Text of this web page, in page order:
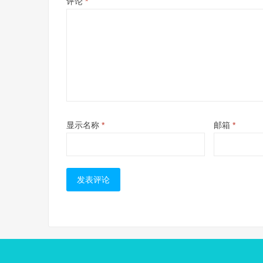
显示名称 * 邮箱 *